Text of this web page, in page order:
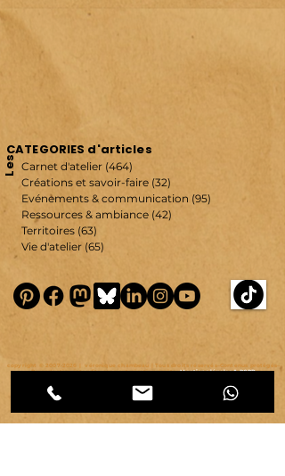
Carnet d'atelier (464)
Créations et savoir-faire (32)
Evénements & communication (95)
Ressources & ambiance (42)
Territoires (63)
Vie d'atelier (65)
Les
CATEGORIES d'articles
copyright © 2007-2026
| véronique chambeau | Tous droits réservés–Contenus protégés–
Reproduction interdite sans autorisation écrite.Mentions légales & RGPD